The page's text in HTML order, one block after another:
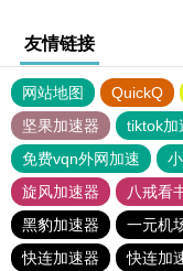
友情链接
网站地图 QuickQ
坚果加速器
tiktok加
免费vqn外网加速
旋风加速器
八戒看
黑豹加速器
一元机
快连加速器
快连加